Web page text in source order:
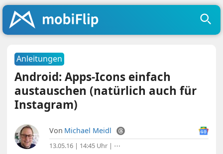
Anleitungen
Android: Apps-Icons einfach
austauschen (natürlich auch für
Instagram)
Von Michael Meidl
13.05.16 | 14:45 Uhr | ⋯